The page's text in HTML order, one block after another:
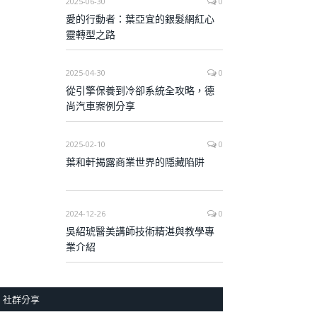
愛的行動者：葉亞宜的銀髮網紅心
靈轉型之路
2025-04-30 0
從引擎保養到冷卻系統全攻略，德
尚汽車案例分享
2025-02-10 0
葉和軒揭露商業世界的隱藏陷阱
2024-12-26 0
吳紹琥醫美講師技術精湛與教學專
業介紹
社群分享